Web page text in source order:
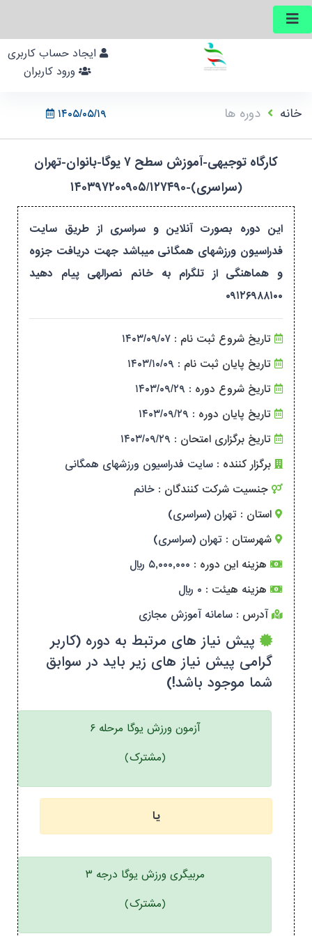
۱۴۰۵/۰۵/۱۹ خانه دوره ها
کارگاه توجیهی-آموزش سطح ۷ یوگا-بانوان-تهران
(سراسری)-۱۴۰۳۹۷۲۰۰۹۰۵/۱۲۷۴۹۰
این دوره بصورت آنلاین و سراسری از طریق سایت
فدراسیون ورزشهای همگانی میباشد جهت دریافت جزوه
و هماهنگی از تلگرام به خانم نصرالهی پیام دهید
۰۹۱۲۶۹۸۸۱۰۰
تاریخ شروع ثبت نام : ۱۴۰۳/۰۹/۰۷
تاریخ پایان ثبت نام : ۱۴۰۳/۱۰/۰۹
تاریخ شروع دوره : ۱۴۰۳/۰۹/۲۹
تاریخ پایان دوره : ۱۴۰۳/۰۹/۲۹
تاریخ برگزاری امتحان : ۱۴۰۳/۰۹/۲۹
برگزار کننده : سایت فدراسیون ورزشهای همگانی
جنسیت شرکت کنندگان : خانم
استان : تهران (سراسری)
شهرستان : تهران (سراسری)
هزینه این دوره : ۵,۰۰۰,۰۰۰ ریال
هزینه هیئت : ۰ ریال
آدرس : سامانه آموزش مجازی
پیش نیاز های مرتبط به دوره (کاربر
گرامی پیش نیاز های زیر باید در سوابق
شما موجود باشد!)
آزمون ورزش یوگا مرحله ۶
(مشترک)
یا
مربیگری ورزش یوگا درجه ۳
(مشترک)